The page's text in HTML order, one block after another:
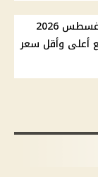
أسعار الدولار اليوم الجمعة 7 أغسطس 2026
أعلى وأقل سعر